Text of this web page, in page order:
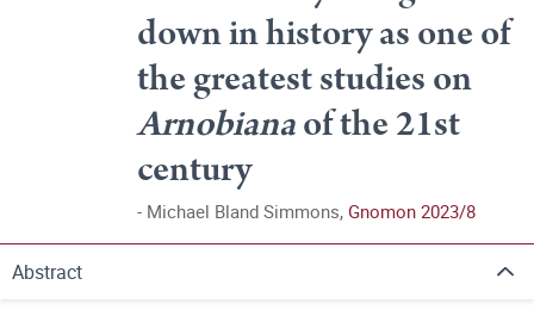
down in history as one of
the greatest studies on
Arnobianaof the 21st
century
Michael Bland Simmons, Gnomon 2023/8
Abstract